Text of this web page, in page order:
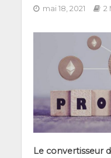
mai 18, 2021 2
Le conver­tis­seur